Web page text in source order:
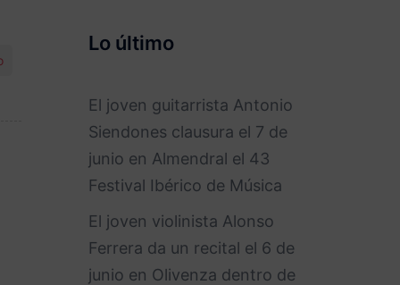
Lo último
El joven guitarrista Antonio
Siendones clausura el 7 de
junio en Almendral el 43
Festival Ibérico de Música
El joven violinista Alonso
Ferrera da un recital el 6 de
junio en Olivenza dentro de